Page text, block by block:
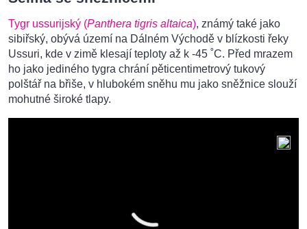
Tygr ussurijský (Panthera tigris altaica), známý také jako
sibiřský, obývá území na Dálném Východě v blízkosti řeky
Ussuri, kde v zimě klesají teploty až k -45 ˚C. Před mrazem
ho jako jediného tygra chrání pěticentimetrový tukový
polštář na břiše, v hlubokém sněhu mu jako sněžnice slouží
mohutné široké tlapy.